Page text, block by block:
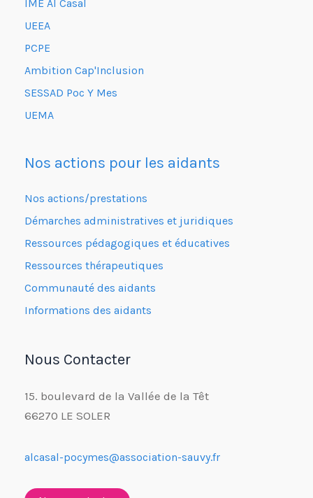
IME Al Casal
UEEA
PCPE
Ambition Cap'Inclusion
SESSAD Poc Y Mes
UEMA
Nos actions pour les aidants
Nos actions/prestations
Démarches administratives et juridiques
Ressources pédagogiques et éducatives
Ressources thérapeutiques
Communauté des aidants
Informations des aidants
Nous Contacter
15. boulevard de la Vallée de la Têt
66270 LE SOLER
alcasal-pocymes@association-sauvy.fr